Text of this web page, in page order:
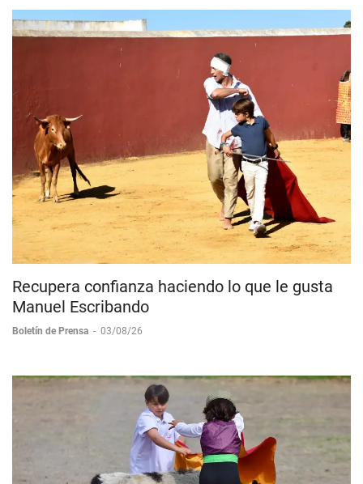
Recupera confianza haciendo lo que le gusta
Manuel Escribando
Boletín de Prensa - 03/08/26